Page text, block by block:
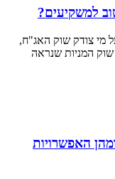
למשקיעים?
מאוגוסט 2022 דיברנו על מי צודק שוק האג"ח,
המניות שנראה
ומהן האפשרויות